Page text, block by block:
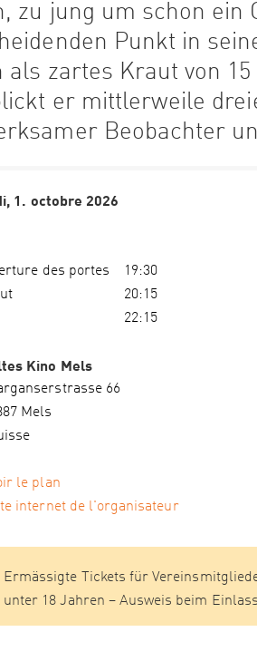
zu jung um schon ein
Punkt in
als zartes Kraut von
er mittlerweile
Beobachter
1. octobre 2026
des portes
19:30
20:15
22:15
Kino Mels
66
Mels
le plan
internet de l'organisateur
Ermässigte Tickets für
unter 18 Jahren – Ausweis beim